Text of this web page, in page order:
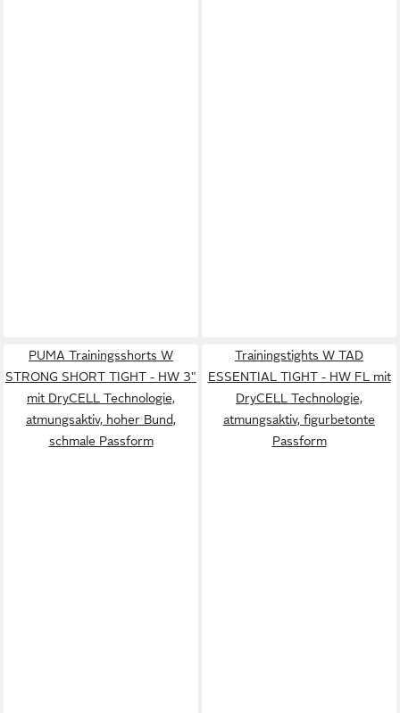
PUMA Trainingsshorts W
STRONG SHORT TIGHT - HW 3"
mit DryCELL Technologie,
atmungsaktiv, hoher Bund,
schmale Passform
Trainingstights W TAD
ESSENTIAL TIGHT - HW FL mit
DryCELL Technologie,
atmungsaktiv, figurbetonte
Passform